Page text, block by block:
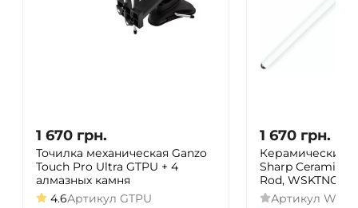
1 670 грн.
Точилка механическая Ganzo
Touch Pro Ultra GTPU + 4
алмазных камня
4.6Артикул GTPU
1 670 грн.
Керамический
Sharp Ceramic
Rod,
Артикул